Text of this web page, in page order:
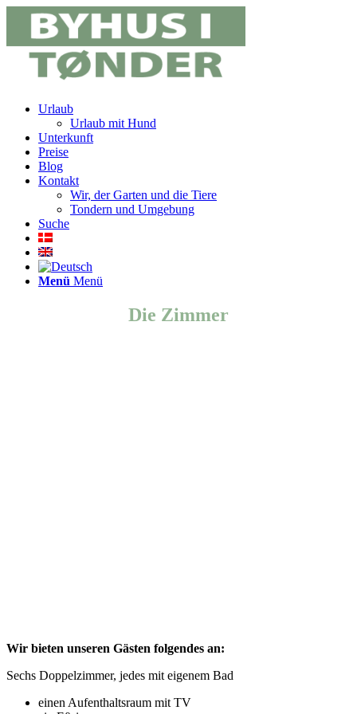
Urlaub
Urlaub mit Hund
Unterkunft
Preise
Blog
Kontakt
Wir, der Garten und die Tiere
Tondern und Umgebung
Suche
Menü Menü
Die Zimmer
Wir bieten unseren Gästen folgendes an:
Sechs Doppelzimmer, jedes mit eigenem Bad
einen Aufenthaltsraum mit TV